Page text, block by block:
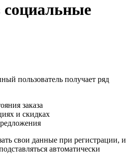
социальные
пользователь получает ряд
заказа
и скидках
свои данные при регистрации, и
автоматически